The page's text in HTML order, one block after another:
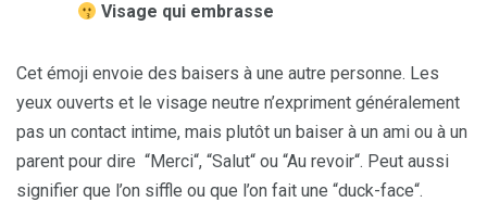
Visage qui embrasse
Cet émoji envoie des baisers à une autre personne. Les
yeux ouverts et le visage neutre n’expriment généralement
pas un contact intime, mais plutôt un baiser à un ami ou à un
parent pour dire “Merci“, “Salut“ ou “Au revoir“. Peut aussi
signifier que l’on siffle ou que l’on fait une “duck-face“.